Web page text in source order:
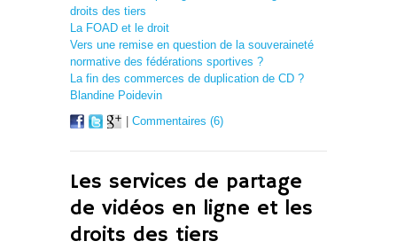
droits des tiers
La FOAD et le droit
Vers une remise en question de la souveraineté
normative des fédérations sportives ?
La fin des commerces de duplication de CD ?
Blandine Poidevin
Commentaires (6)
Les services de partage
de vidéos en ligne et les
droits des tiers